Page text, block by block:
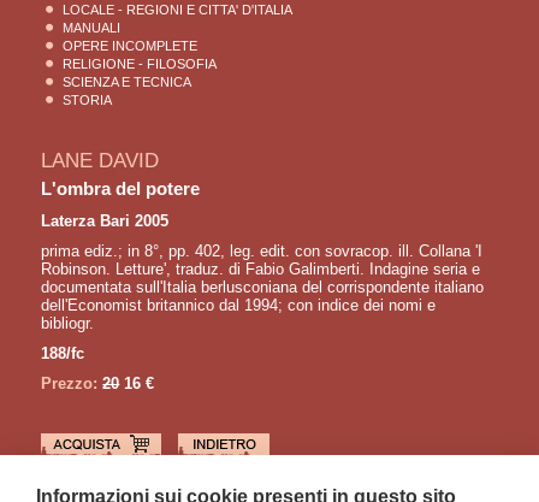
LOCALE - REGIONI E CITTA' D'ITALIA
MANUALI
OPERE INCOMPLETE
RELIGIONE - FILOSOFIA
SCIENZA E TECNICA
STORIA
LANE DAVID
L'ombra del potere
Laterza Bari 2005
prima ediz.; in 8°, pp. 402, leg. edit. con sovracop. ill. Collana 'I
Robinson. Letture', traduz. di Fabio Galimberti. Indagine seria e
documentata sull'Italia berlusconiana del corrispondente italiano
dell'Economist britannico dal 1994; con indice dei nomi e
bibliogr.
188/fc
Prezzo: 2016 €
LETTURE CONSIGLIATE
Informazioni sui cookie presenti in questo sito